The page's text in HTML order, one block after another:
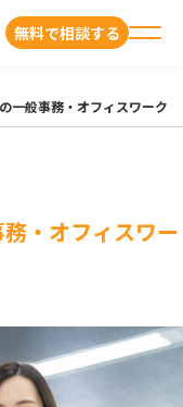
無料で相談する
一般事務・オフィスワーク
・オフィスワー